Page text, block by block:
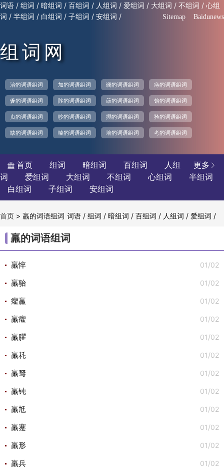
词语 / 组词 / 暗组词 / 百组词 / 人组词 / 爱组词 / 大组词 / 不组词 / 心组
词 / 半组词 / 白组词 / 子组词 / 安组词 / Sitemap Baidunews
组词网
治的词语组词 加的词语组词 谰的词语组词 痔的词语组词
爹的词语组词 陊的词语组词 筯的词语组词 饴的词语组词
贞的词语组词 吵的词语组词 搦的词语组词 矜的词语组词
缺的词语组词 嗑的词语组词 墙的词语组词 考的词语组词
更多 
 首页 组词 暗组词 百组词
人组
词
爱组词 大组词 不组词 心组词
半组词
白组词
子组词 安组词
词语 /组词 /暗组词 /百组词 / 人组词 /爱组词 /
词
首页 > 羸的词语组词
羸的词语组词
01/02
羸悴
01/02
羸骀
01/02
癯羸
01/02
羸癯
01/02
羸臞
01/02
羸耗
01/02
羸驽
01/02
羸钝
01/02
羸尪
01/02
羸蹇
01/02
羸形
01/02
羸兵